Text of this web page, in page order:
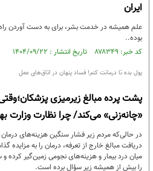
ایران
علم همیشه در خدمت بشر، برای به دست آوردن
بوده..
کد خبر: ۸۷۸۳۴۹ تاریخ انتشار : ۱۴۰۴/۰۹/۲۲
پول بده تا درمانت کنم! فساد پنهان در اتاق‌های عمل
پشت پرده مبالغ زیرمیزی
«چانه‌زنی» می‌کند/ چرا نظارت
در حالی‌که مردم زیر فشار سنگین هزینه‌های
دریافت مبالغ خارج از تعرفه، درمان را به مزایده
میان درد بیمار و هزینه‌های نجومی زمین‌گیر کرده
را بیش از همیشه زیر سؤال برده است.